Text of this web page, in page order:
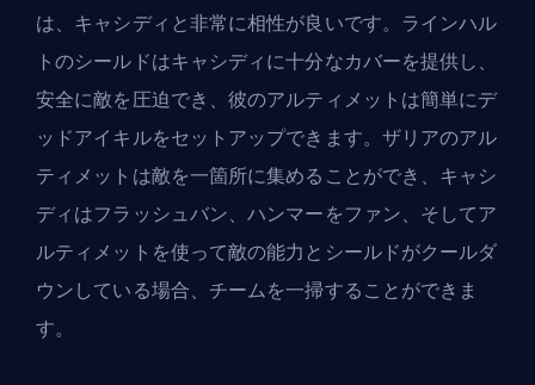
は、キャシディと非常に相性が良いです。ラインハル
トのシールドはキャシディに十分なカバーを提供し、
安全に敵を圧迫でき、彼のアルティメットは簡単にデ
ッドアイキルをセットアップできます。ザリアのアル
ティメットは敵を一箇所に集めることができ、キャシ
ディはフラッシュバン、ハンマーをファン、そしてア
ルティメットを使って敵の能力とシールドがクールダ
ウンしている場合、チームを一掃することができま
す。